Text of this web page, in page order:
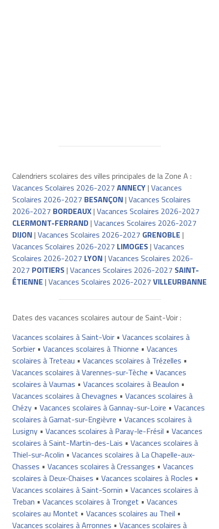
Calendriers scolaires des villes principales de la Zone A :
Vacances Scolaires 2026-2027 ANNECY| Vacances
Scolaires 2026-2027 BESANÇON | Vacances Scolaires
2026-2027 BORDEAUX| Vacances Scolaires 2026-2027
CLERMONT-FERRAND| Vacances Scolaires 2026-2027
DIJON | Vacances Scolaires 2026-2027 GRENOBLE |
Vacances Scolaires 2026-2027 LIMOGES| Vacances
Scolaires 2026-2027 LYON | Vacances Scolaires 2026-
2027 POITIERS| Vacances Scolaires 2026-2027 SAINT-
ÉTIENNE | Vacances Scolaires 2026-2027 VILLEURBANNE
Dates des vacances scolaires autour de Saint-Voir :
Vacances scolaires à Saint-Voir• Vacances scolaires à
Sorbier• Vacances scolaires à Thionne • Vacances
scolaires à Treteau • Vacances scolaires à Trézelles •
Vacances scolaires à Varennes-sur-Tèche • Vacances
scolaires à Vaumas • Vacances scolaires à Beaulon •
Vacances scolaires à Chevagnes • Vacances scolaires à
Chézy• Vacances scolaires à Gannay-sur-Loire • Vacances
scolaires à Garnat-sur-Engièvre • Vacances scolaires à
Lusigny• Vacances scolaires à Paray-le-Frésil • Vacances
scolaires à Saint-Martin-des-Lais • Vacances scolaires à
Thiel-sur-Acolin • Vacances scolaires à La Chapelle-aux-
Chasses • Vacances scolaires à Cressanges • Vacances
scolaires à Deux-Chaises • Vacances scolaires à Rocles •
Vacances scolaires à Saint-Sornin • Vacances scolaires à
Treban • Vacances scolaires à Tronget • Vacances
scolaires au Montet • Vacances scolaires au Theil •
Vacances scolaires à Arronnes • Vacances scolaires à